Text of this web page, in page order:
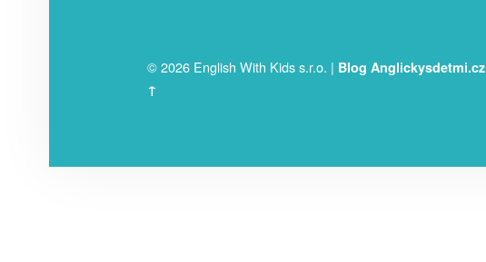
© 2026 English With Kids s.r.o. | Blog Anglickysdetmi.cz
↑